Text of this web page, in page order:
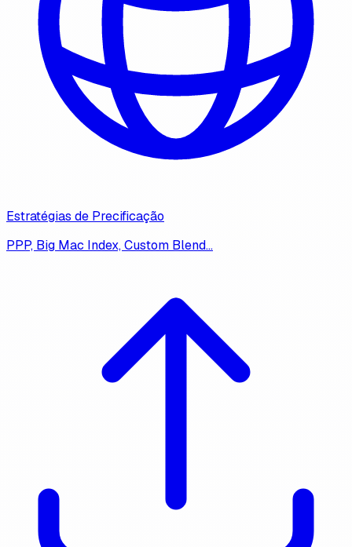
Estratégias de Precificação
PPP, Big Mac Index, Custom Blend…